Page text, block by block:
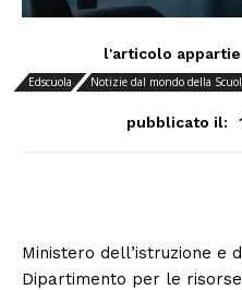
l'articolo
Edscuola Notizie dal mondo della
pubblicato il:
Ministero dell’istruzione e
Dipartimento per le